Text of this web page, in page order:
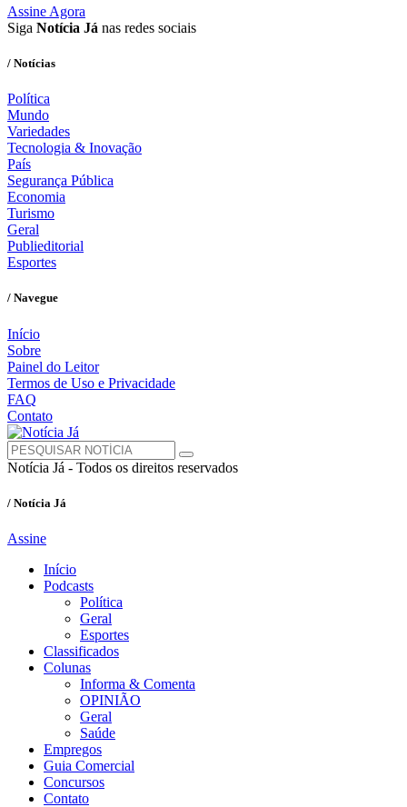
Assine Agora
Siga Notícia Já nas redes sociais
/ Notícias
Política
Mundo
Variedades
Tecnologia & Inovação
País
Segurança Pública
Economia
Turismo
Geral
Publieditorial
Esportes
/ Navegue
Início
Sobre
Painel do Leitor
Termos de Uso e Privacidade
FAQ
Contato
Notícia Já - Todos os direitos reservados
/ Notícia Já
Assine
Início
Podcasts
Política
Geral
Esportes
Classificados
Colunas
Informa & Comenta
OPINIÃO
Geral
Saúde
Empregos
Guia Comercial
Concursos
Contato